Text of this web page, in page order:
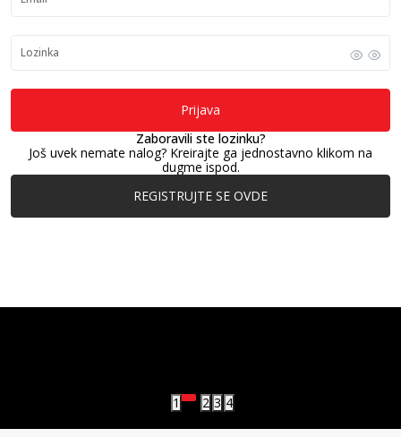
Lozinka
Prijava
Zaboravili ste lozinku?
Još uvek nemate nalog? Kreirajte ga jednostavno klikom na
dugme ispod.
REGISTRUJTE SE OVDE
1 2 3 4